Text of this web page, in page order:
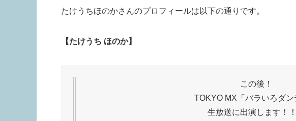
たけうちほのかさんのプロフィールは以下の通りです。
【たけうち ほのか】
この後！
TOKYO MX「バラいろダン
生放送に出演します！！